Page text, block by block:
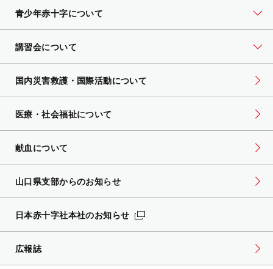
青少年赤十字について
講習会について
国内災害救護・国際活動について
医療・社会福祉について
献血について
山口県支部からのお知らせ
日本赤十字社本社のお知らせ
広報誌